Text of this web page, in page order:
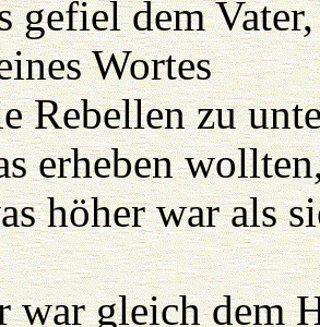
gefiel dem
Wortes
Rebellen zu
erheben
höher war als
war gleich dem